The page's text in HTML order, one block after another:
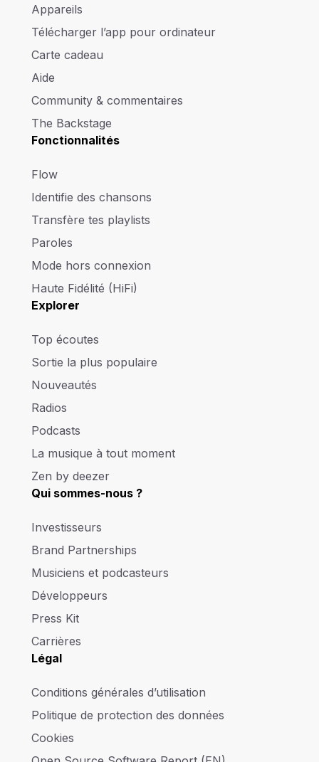
Appareils
Télécharger l’app pour ordinateur
Carte cadeau
Aide
Community & commentaires
The Backstage
Fonctionnalités
Flow
Identifie des chansons
Transfère tes playlists
Paroles
Mode hors connexion
Haute Fidélité (HiFi)
Explorer
Top écoutes
Sortie la plus populaire
Nouveautés
Radios
Podcasts
La musique à tout moment
Zen by deezer
Qui sommes-nous ?
Investisseurs
Brand Partnerships
Musiciens et podcasteurs
Développeurs
Press Kit
Carrières
Légal
Conditions générales d’utilisation
Politique de protection des données
Cookies